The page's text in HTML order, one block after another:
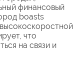
финансовый
boasts
что
на связи и